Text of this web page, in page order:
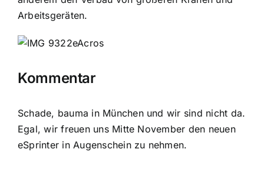
Arbeitsgeräten.
Kommentar
Schade, bauma in München und wir sind nicht da.
Egal, wir freuen uns Mitte November den neuen
eSprinter in Augenschein zu nehmen.